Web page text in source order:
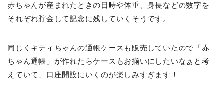
赤ちゃんが産まれたときの日時や体重、身長などの数字を
それぞれ貯金して記念に残していくそうです。
同じくキティちゃんの通帳ケースも販売していたので「赤
ちゃん通帳」が作れたらケースもお揃いにしたいなぁと考
えていて、口座開設にいくのが楽しみすぎます！